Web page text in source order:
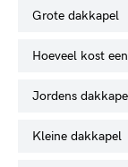
grote dakkapel
hoeveel kost
jordens
kleine dakkapel